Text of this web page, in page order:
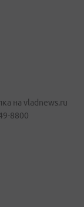
на vladnews.ru
8800